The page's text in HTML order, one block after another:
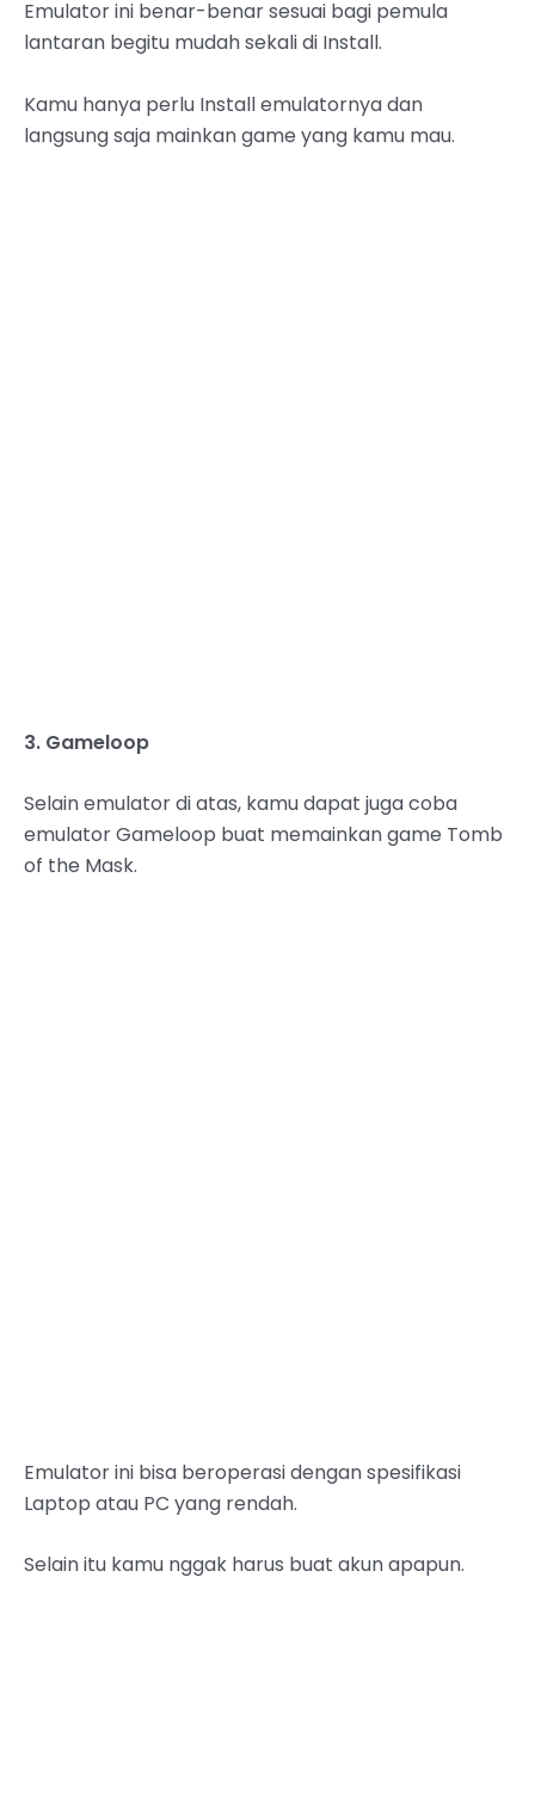
Emulator ini benar-benar sesuai bagi pemula
lantaran begitu mudah sekali di Install.
Kamu hanya perlu Install emulatornya dan
langsung saja mainkan game yang kamu mau.
3. Gameloop
Selain emulator di atas, kamu dapat juga coba
emulator Gameloop buat memainkan game Tomb
of the Mask.
Emulator ini bisa beroperasi dengan spesifikasi
Laptop atau PC yang rendah.
Selain itu kamu nggak harus buat akun apapun.